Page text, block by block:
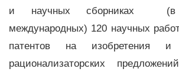
и научных сборниках
международных) 120 научных
патентов на изобретения
рационализаторских